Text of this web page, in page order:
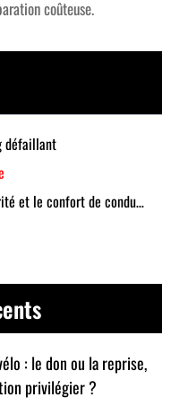
coûteuse.
défaillant
Conséquences possibles sur la sécurité et le confort de conduite
: le don ou la reprise,
privilégier ?